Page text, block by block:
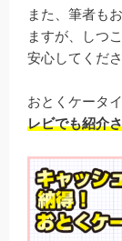
また、筆者も
ますが、しつ
安心してくださ
おとくケータイ
レビでも紹介